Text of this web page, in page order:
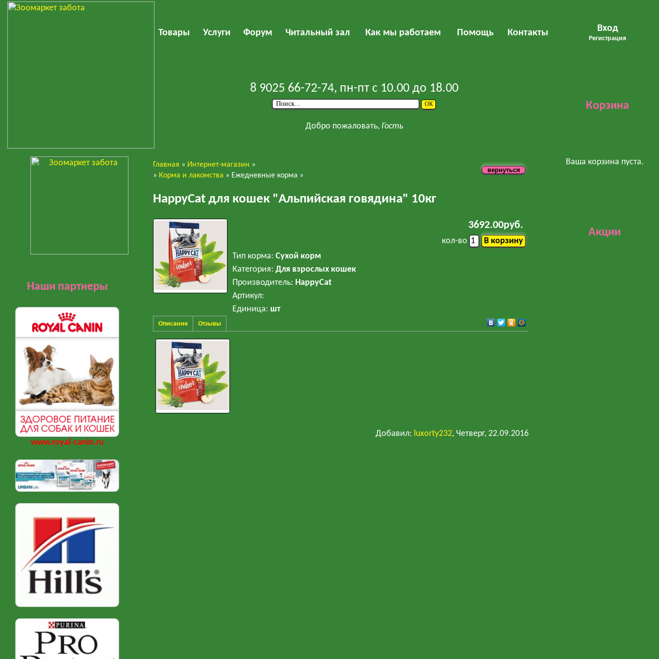
Товары Услуги Форум Читальный зал Как мы работаем Помощь Контакты Вход
Регистрация
8 9025 66-72-74, пн-пт с 10.00 до 18.00
Добро пожаловать, Гость
Корзина
Наши партнеры
www.royal-canin.ru
Ваша корзина пуста.
Акции
Главная » Интернет-магазин »
» Корма и лакомства » Ежедневные корма »
HappyCat для кошек "Альпийская говядина" 10кг
3692.00руб.
кол-во
Тип корма: Сухой корм
Категория: Для взрослых кошек
Производитель: HappyCat
Артикул:
Единица: шт
Описание Отзывы
Добавил: luxorty232, Четверг, 22.09.2016